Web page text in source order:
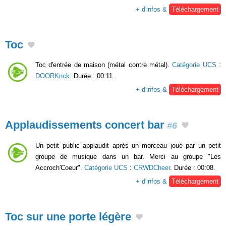
+ d'infos &
Téléchargement
Toc
Toc d'entrée de maison (métal contre métal).Catégorie UCS :
DOORKnck. Durée : 00:11.
+ d'infos & Téléchargement
Applaudissements concert bar #6
Un petit public applaudit après un morceau joué par un petit
groupe de musique dans un bar. Merci au groupe "Les
Accroch'Coeur". Catégorie UCS : CRWDCheer. Durée : 00:08.
+ d'infos & Téléchargement
Toc sur une porte légère